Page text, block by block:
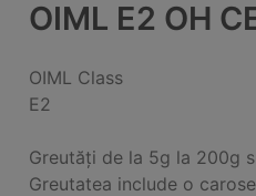
OIML E2 OH
OIML Class
E2
Greutăți de la 5g la 200g
Greutatea include o